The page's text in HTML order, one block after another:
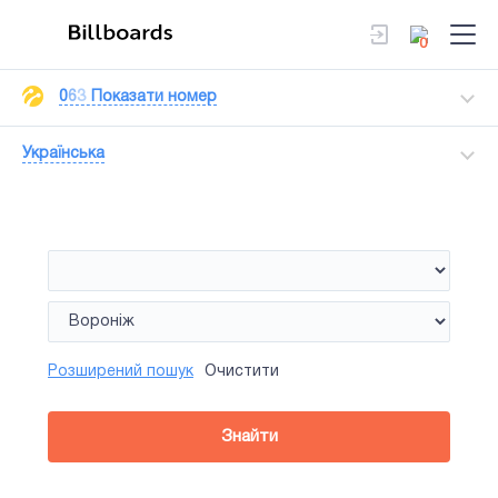
0
063 Показати номер
Українська
Розширений пошук Очистити
Знайти